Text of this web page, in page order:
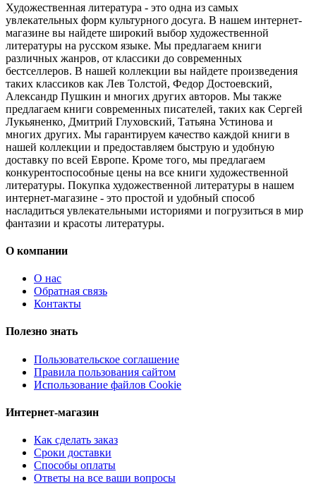
Художественная литература - это одна из самых
увлекательных форм культурного досуга. В нашем интернет-
магазине вы найдете широкий выбор художественной
литературы на русском языке. Мы предлагаем книги
различных жанров, от классики до современных
бестселлеров. В нашей коллекции вы найдете произведения
таких классиков как Лев Толстой, Федор Достоевский,
Александр Пушкин и многих других авторов. Мы также
предлагаем книги современных писателей, таких как Сергей
Лукьяненко, Дмитрий Глуховский, Татьяна Устинова и
многих других. Мы гарантируем качество каждой книги в
нашей коллекции и предоставляем быструю и удобную
доставку по всей Европе. Кроме того, мы предлагаем
конкурентоспособные цены на все книги художественной
литературы. Покупка художественной литературы в нашем
интернет-магазине - это простой и удобный способ
насладиться увлекательными историями и погрузиться в мир
фантазии и красоты литературы.
О компании
О нас
Обратная связь
Контакты
Полезно знать
Пользовательское соглашение
Правила пользования сайтом
Использование файлов Cookie
Интернет-магазин
Как сделать заказ
Сроки доставки
Способы оплаты
Ответы на все ваши вопросы